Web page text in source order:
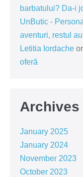
barbatului? Da-i
UnButic -
aventuri, restul
Letitia Iordache
oferă
Archives
January 2025
January 2024
November 2023
October 2023